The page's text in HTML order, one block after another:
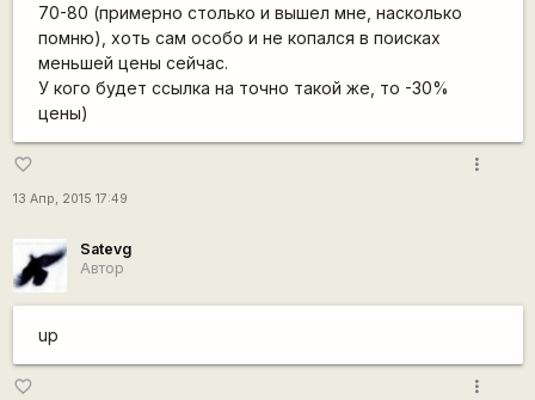
70-80 (примерно столько и вышел мне, насколько
помню), хоть сам особо и не копался в поисках
меньшей цены сейчас.
У кого будет ссылка на точно такой же, то -30%
цены)
favorite_border
13 Апр, 2015 17:49
more_vert
Satevg
Автор
up
favorite_border more_vert